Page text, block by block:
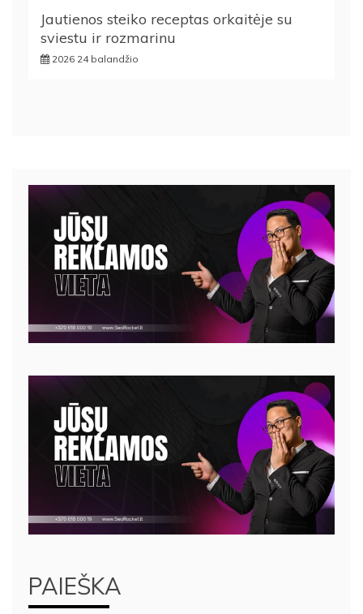
Jautienos steiko receptas orkaitėje su
sviestu ir rozmarinu
2026 24 balandžio
PAIEŠKA